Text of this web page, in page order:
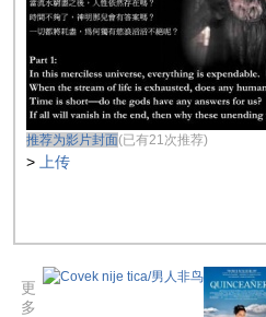
推荐为影片封面(已有21次推荐)
> 上传
更
多